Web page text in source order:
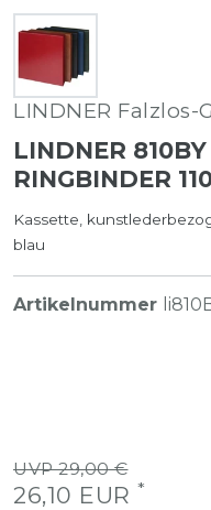
LINDNER
LINDNER
RINGBINDER
Kassette,
blau
Artikelnummer
UVP 29,00 €
26,10 EUR *